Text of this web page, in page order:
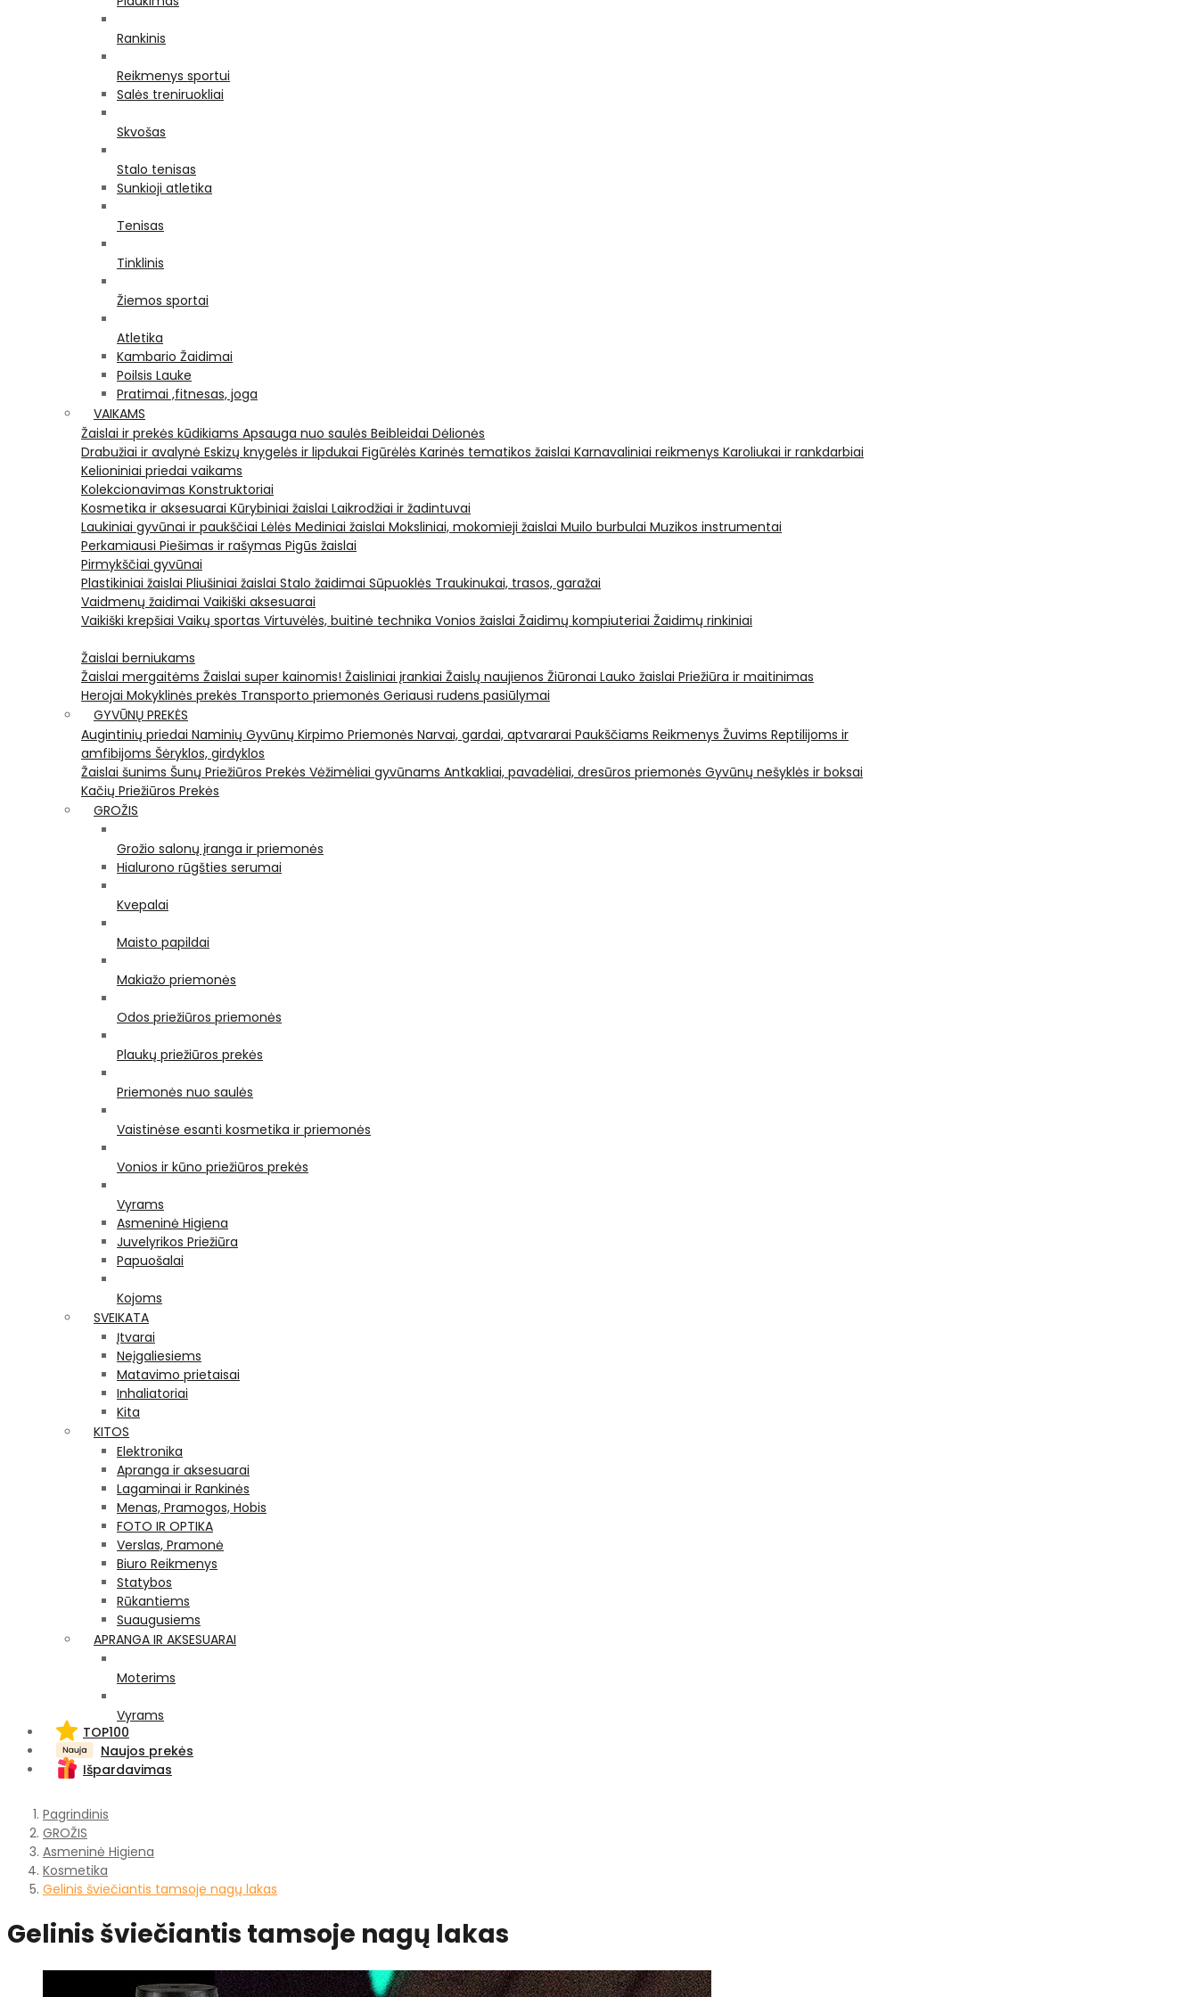
Rankinis
Reikmenys sportui
Salės treniruokliai
Skvošas
Stalo tenisas
Sunkioji atletika
Tenisas
Tinklinis
Žiemos sportai
Atletika
Kambario Žaidimai
Poilsis Lauke
Pratimai ,fitnesas, joga
VAIKAMS
Žaislai ir prekės kūdikiams Apsauga nuo saulės Beibleidai Dėlionės
Drabužiai ir avalynė Eskizų knygelės ir lipdukai Figūrėlės Karinės tematikos žaislai Karnavaliniai reikmenys Karoliukai ir rankdarbiai
Kelioniniai priedai vaikams
Kolekcionavimas Konstruktoriai
Kosmetika ir aksesuarai Kūrybiniai žaislai Laikrodžiai ir žadintuvai
Laukiniai gyvūnai ir paukščiai Lėlės Mediniai žaislai Moksliniai, mokomieji žaislai Muilo burbulai Muzikos instrumentai
Perkamiausi Piešimas ir rašymas Pigūs žaislai
Pirmykščiai gyvūnai
Plastikiniai žaislai Pliušiniai žaislai Stalo žaidimai Sūpuoklės Traukinukai, trasos, garažai
Vaidmenų žaidimai Vaikiški aksesuarai
Vaikiški krepšiai Vaikų sportas Virtuvėlės, buitinė technika Vonios žaislai Žaidimų kompiuteriai Žaidimų rinkiniai
Žaislai berniukams
Žaislai mergaitėms Žaislai super kainomis! Žaisliniai įrankiai Žaislų naujienos Žiūronai Lauko žaislai Priežiūra ir maitinimas
Herojai Mokyklinės prekės Transporto priemonės Geriausi rudens pasiūlymai
GYVŪNŲ PREKĖS
Augintinių priedai Naminių Gyvūnų Kirpimo Priemonės Narvai, gardai, aptvararai Paukščiams Reikmenys Žuvims Reptilijoms ir
amfibijoms Šėryklos, girdyklos
Žaislai šunims Šunų Priežiūros Prekės Vėžimėliai gyvūnams Antkakliai, pavadėliai, dresūros priemonės Gyvūnų nešyklės ir boksai
Kačių Priežiūros Prekės
GROŽIS
Grožio salonų įranga ir priemonės
Hialurono rūgšties serumai
Kvepalai
Maisto papildai
Makiažo priemonės
Odos priežiūros priemonės
Plaukų priežiūros prekės
Priemonės nuo saulės
Vaistinėse esanti kosmetika ir priemonės
Vonios ir kūno priežiūros prekės
Vyrams
Asmeninė Higiena
Juvelyrikos Priežiūra
Papuošalai
Kojoms
SVEIKATA
Įtvarai
Neįgaliesiems
Matavimo prietaisai
Inhaliatoriai
Kita
KITOS
Elektronika
Apranga ir aksesuarai
Lagaminai ir Rankinės
Menas, Pramogos, Hobis
FOTO IR OPTIKA
Verslas, Pramonė
Biuro Reikmenys
Statybos
Rūkantiems
Suaugusiems
APRANGA IR AKSESUARAI
Moterims
Vyrams
TOP100
Naujos prekės
Išpardavimas
Pagrindinis
GROŽIS
Asmeninė Higiena
Kosmetika
Gelinis šviečiantis tamsoje nagų lakas
Gelinis šviečiantis tamsoje nagų lakas